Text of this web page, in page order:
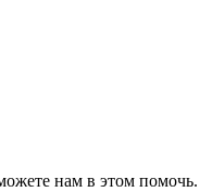
нам в этом помочь.